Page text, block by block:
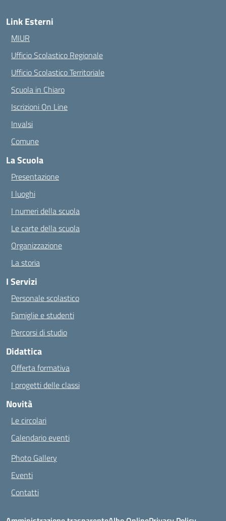
Link Esterni
MIUR
Ufficio Scolastico Regionale
Ufficio Scolastico Territoriale
Scuola in Chiaro
Iscrizioni On Line
Invalsi
Comune
La Scuola
Presentazione
I luoghi
I numeri della scuola
Le carte della scuola
Organizzazione
La storia
I Servizi
Personale scolastico
Famiglie e studenti
Percorsi di studio
Didattica
Offerta formativa
I progetti delle classi
Novità
Le circolari
Calendario eventi
Photo Gallery
Eventi
Contatti